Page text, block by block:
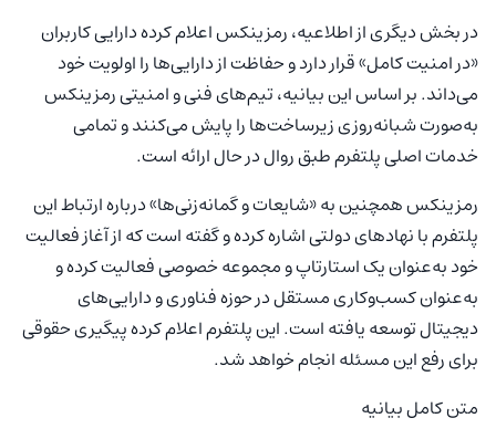
در بخش دیگری از اطلاعیه، رمزینکس اعلام کرده دارایی کاربران
«در امنیت کامل» قرار دارد و حفاظت از دارایی‌ها را اولویت خود
می‌داند. بر اساس این بیانیه، تیم‌های فنی و امنیتی رمزینکس
به‌صورت شبانه‌روزی زیرساخت‌ها را پایش می‌کنند و تمامی
خدمات اصلی پلتفرم طبق روال در حال ارائه است.
رمزینکس همچنین به «شایعات و گمانه‌زنی‌ها» درباره ارتباط این
پلتفرم با نهادهای دولتی اشاره کرده و گفته است که از آغاز فعالیت
خود به‌عنوان یک استارتاپ و مجموعه خصوصی فعالیت کرده و
به‌عنوان کسب‌وکاری مستقل در حوزه فناوری و دارایی‌های
دیجیتال توسعه یافته است. این پلتفرم اعلام کرده پیگیری حقوقی
برای رفع این مسئله انجام خواهد شد.
متن کامل بیانیه